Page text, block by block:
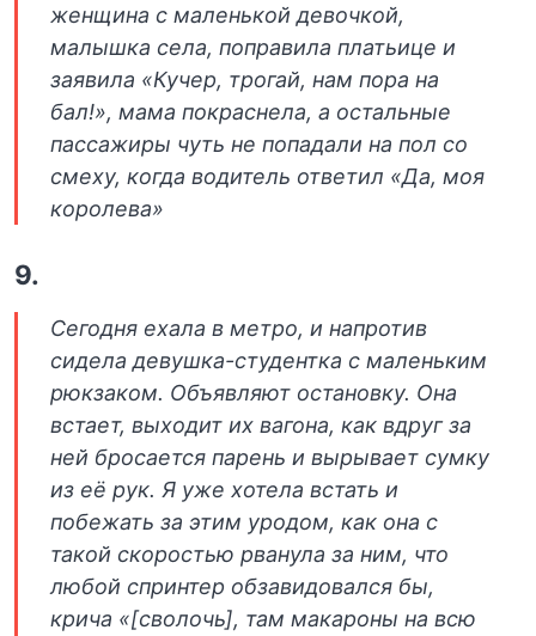
женщина с маленькой девочкой,
малышка села, поправила платьице и
заявила «Кучер, трогай, нам пора на
бал!», мама покраснела, а остальные
пассажиры чуть не попадали на пол со
смеху, когда водитель ответил «Да, моя
королева»
9.
Сегодня ехала в метро, и напротив
сидела девушка-студентка с маленьким
рюкзаком. Объявляют остановку. Она
встает, выходит их вагона, как вдруг за
ней бросается парень и вырывает сумку
из её рук. Я уже хотела встать и
побежать за этим уродом, как она с
такой скоростью рванула за ним, что
любой спринтер обзавидовался бы,
крича «[сволочь], там макароны на всю